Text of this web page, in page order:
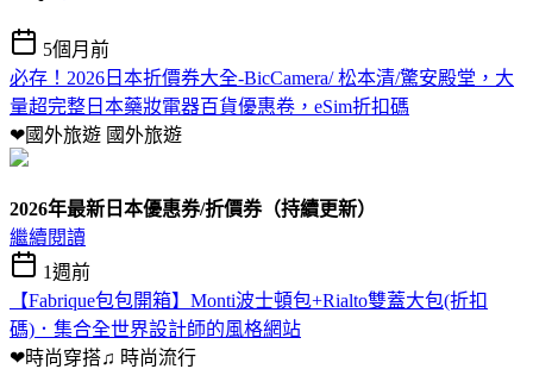
5個月前
必存！2026日本折價券大全-BicCamera/ 松本清/驚安殿堂，大
量超完整日本藥妝電器百貨優惠卷，eSim折扣碼
❤國外旅遊 國外旅遊
2026年最新日本優惠券/折價券（持續更新）
繼續閱讀
1週前
【Fabrique包包開箱】Monti波士頓包+Rialto雙蓋大包(折扣
碼)．集合全世界設計師的風格網站
❤時尚穿搭♫ 時尚流行